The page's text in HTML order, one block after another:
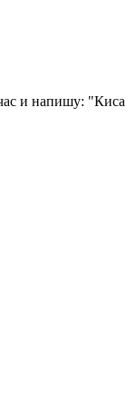
и напишу: